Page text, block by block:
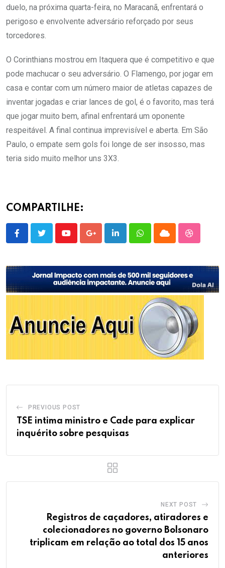
duelo, na próxima quarta-feira, no Maracanã, enfrentará o
perigoso e envolvente adversário reforçado por seus
torcedores.
O Corinthians mostrou em Itaquera que é competitivo e que
pode machucar o seu adversário. O Flamengo, por jogar em
casa e contar com um número maior de atletas capazes de
inventar jogadas e criar lances de gol, é o favorito, mas terá
que jogar muito bem, afinal enfrentará um oponente
respeitável. A final continua imprevisível e aberta. Em São
Paulo, o empate sem gols foi longe de ser insosso, mas
teria sido muito melhor uns 3X3.
COMPARTILHE:
YoutubeGoogle+LinkedInWhatsappCloud
PREVIOUS POST
TSE intima ministro e Cade para explicar
inquérito sobre pesquisas
NEXT POST
Registros de caçadores, atiradores e
colecionadores no governo Bolsonaro
triplicam em relação ao total dos 15 anos
anteriores